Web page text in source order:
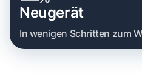
Neugerät
In wenigen Schritten zum